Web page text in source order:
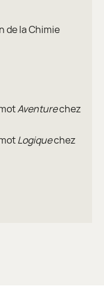
de la Chimie
Aventurechez
Logiquechez